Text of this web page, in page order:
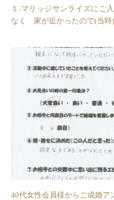
１.マリッジサンライズにご
なく 家が近かったので(当時)
40代女性会員様からご成婚